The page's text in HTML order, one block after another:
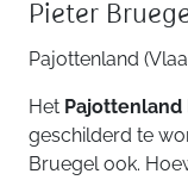
Pieter
Pajottenland
Het Pajottenland
geschilderd te
Bruegel ook.